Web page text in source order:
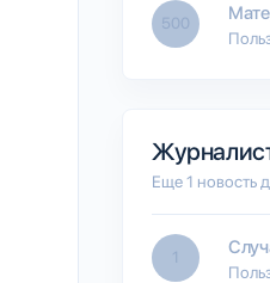
500
Еще 1 новость
1